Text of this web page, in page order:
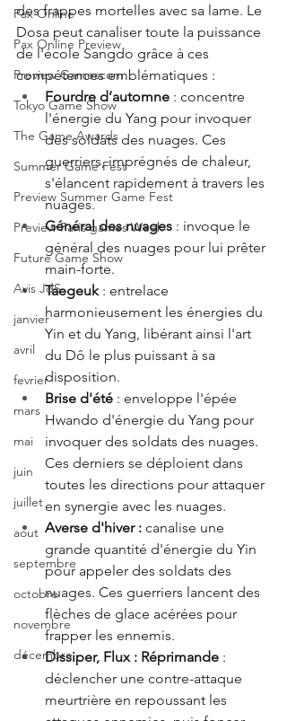
Pax Online
Pax Online Preview
Preview Gamescom
Tokyo Game Show
The Game Awards
Summer Game Fest
Preview Summer Game Fest
Preview Paris games Week
Future Game Show
Avis JdS
janvier
avril
fevrier
mars
mai
juin
juillet
aout
septembre
octobre
novembre
décembre
des frappes mortelles avec sa lame. Le
Dosa peut canaliser toute la puissance
de l'école Sangdo grâce à ces
compétences emblématiques :
Fourdre d’automne : concentre
l'énergie du Yang pour invoquer
des soldats des nuages. Ces
guerriers, imprégnés de chaleur,
s'élancent rapidement à travers les
nuages.
Général des nuages : invoque le
général des nuages pour lui prêter
main-forte.
Taegeuk : entrelace
harmonieusement les énergies du
Yin et du Yang, libérant ainsi l'art
du Dô le plus puissant à sa
disposition.
Brise d'été : enveloppe l'épée
Hwando d'énergie du Yang pour
invoquer des soldats des nuages.
Ces derniers se déploient dans
toutes les directions pour attaquer
en synergie avec les nuages.
Averse d'hiver : canalise une
grande quantité d'énergie du Yin
pour appeler des soldats des
nuages. Ces guerriers lancent des
flèches de glace acérées pour
frapper les ennemis.
Dissiper, Flux : Réprimande :
déclencher une contre-attaque
meurtrière en repoussant les